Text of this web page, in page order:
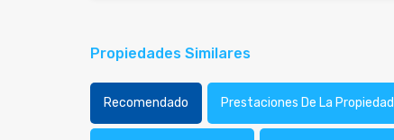
Propiedades Similares
Recomendado Prestaciones De La Propiedad